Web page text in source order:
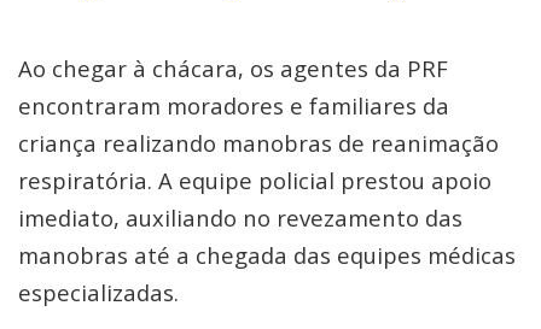
Ao chegar à chácara, os agentes da PRF
encontraram moradores e familiares da
criança realizando manobras de reanimação
respiratória. A equipe policial prestou apoio
imediato, auxiliando no revezamento das
manobras até a chegada das equipes médicas
especializadas.